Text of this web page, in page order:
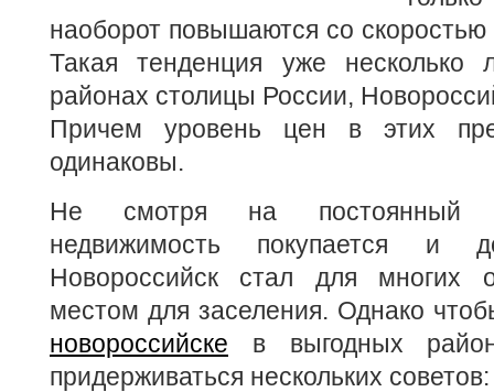
наоборот повышаются со скоростью
Такая тенденция уже несколько
районах столицы России,
Причем уровень цен в этих
одинаковы.
Не смотря на постоянный
недвижимость покупается и
Новороссийск стал для многих
местом для заселения. Однако
новороссийске в выгодных
придерживаться нескольких советов: